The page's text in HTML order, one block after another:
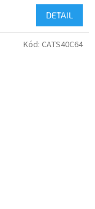
DETAIL
Kód: CATS40C64